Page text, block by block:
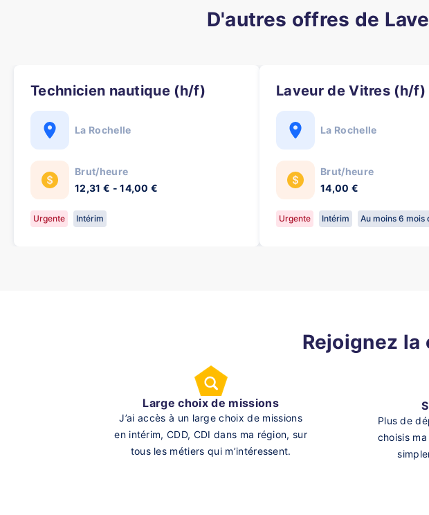
D'autres offres de
Technicien nautique (h/f)
La Rochelle
Brut/heure
12,31 € - 14,00 €
Urgente Intérim
Laveur de Vitres (h/f)
La Rochelle
Brut/heure
14,00 €
Urgente Intérim Au moins 6 mois
Rejoignez la
Large choix de missions
J’ai accès à un large choix de missions
en intérim, CDD, CDI dans ma région, sur
tous les métiers qui m’intéressent.
Plus de
choisis